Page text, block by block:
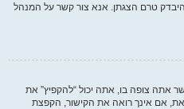
טרם הצגתן. אנא צור קשר על המנהל
אתה צופה בו, אתה יכול “להקפיץ” את
אם אינך רואה את הקישור, הקפצת